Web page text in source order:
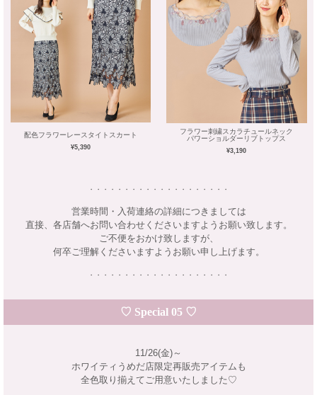
配色フラワーレースタイトスカート
¥5,390
フラワー刺繍スカラチュールネック
パワーショルダーリブトップス
¥3,190
・・・・・・・・・・・・・・・・・・・・
営業時間・入荷連絡の詳細につきましては
直接、各店舗へお問い合わせくださいますようお願い致します。
ご不便をおかけ致しますが、
何卒ご理解くださいますようお願い申し上げます。
・・・・・・・・・・・・・・・・・・・・
♡ Special 05 ♡
11/26(金)～
ホワイティうめだ店限定再販売アイテムも
全色取り揃えてご用意いたしました♡